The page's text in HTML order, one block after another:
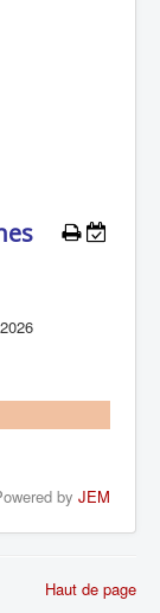
by JEM
Haut de page